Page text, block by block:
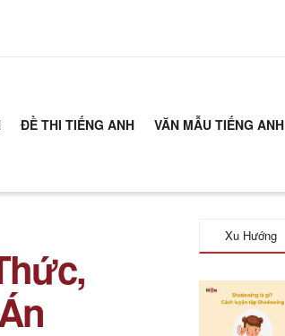
ĐỀ THI TIẾNG ANH VĂN MẪU TIẾNG ANH
Xu Hướng